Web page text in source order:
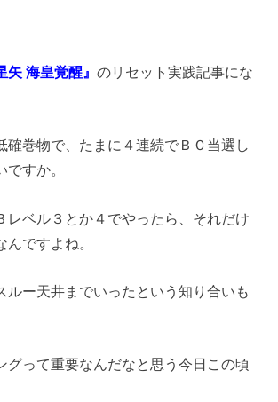
矢 海皇覚醒』のリセット実践記事にな
確巻物で、たまに４連続でＢＣ当選し
すか。
レベル３とか４でやったら、それだけ
ですよね。
ルー天井までいったという知り合いも
グって重要なんだなと思う今日この頃